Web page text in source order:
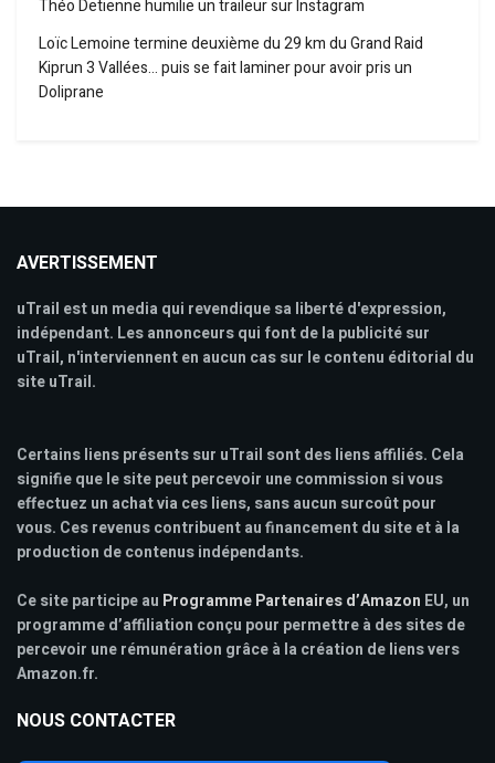
Théo Detienne humilie un traileur sur Instagram
Loïc Lemoine termine deuxième du 29 km du Grand Raid
Kiprun 3 Vallées… puis se fait laminer pour avoir pris un
Doliprane
AVERTISSEMENT
uTrail est un media qui revendique sa liberté d'expression,
indépendant. Les annonceurs qui font de la publicité sur
uTrail, n'interviennent en aucun cas sur le contenu éditorial du
site uTrail.
Certains liens présents sur uTrail sont des liens affiliés. Cela
signifie que le site peut percevoir une commission si vous
effectuez un achat via ces liens, sans aucun surcoût pour
vous. Ces revenus contribuent au financement du site et à la
production de contenus indépendants.
Ce site participe au Programme Partenaires d’Amazon EU, un
programme d’affiliation conçu pour permettre à des sites de
percevoir une rémunération grâce à la création de liens vers
Amazon.fr.
NOUS CONTACTER